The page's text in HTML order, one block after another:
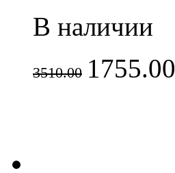
В наличии
3510.00 1755.00